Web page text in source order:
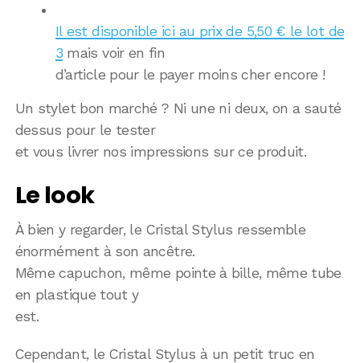
Il est disponible ici au prix de 5,50 € le lot de
3 mais voir en fin
d’article pour le payer moins cher encore !
Un stylet bon marché ? Ni une ni deux, on a sauté
dessus pour le tester
et vous livrer nos impressions sur ce produit.
Le look
À bien y regarder, le Cristal Stylus ressemble
énormément à son ancêtre.
Même capuchon, même pointe à bille, même tube
en plastique tout y
est.
Cependant, le Cristal Stylus à un petit truc en